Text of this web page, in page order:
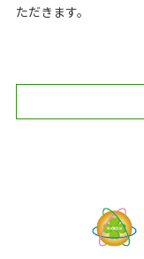
ただきます。